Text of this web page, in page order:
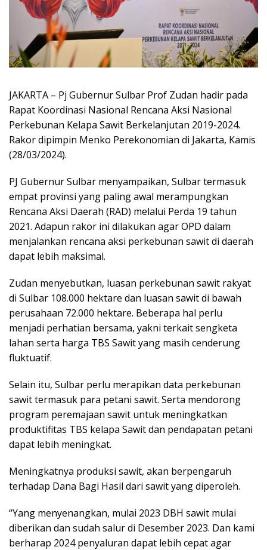
JAKARTA – Pj Gubernur Sulbar Prof Zudan hadir pada
Rapat Koordinasi Nasional Rencana Aksi Nasional
Perkebunan Kelapa Sawit Berkelanjutan 2019-2024.
Rakor dipimpin Menko Perekonomian di Jakarta, Kamis
(28/03/2024).
PJ Gubernur Sulbar menyampaikan, Sulbar termasuk
empat provinsi yang paling awal merampungkan
Rencana Aksi Daerah (RAD) melalui Perda 19 tahun
2021. Adapun rakor ini dilakukan agar OPD dalam
menjalankan rencana aksi perkebunan sawit di daerah
dapat lebih maksimal.
Zudan menyebutkan, luasan perkebunan sawit rakyat
di Sulbar 108.000 hektare dan luasan sawit di bawah
perusahaan 72.000 hektare. Beberapa hal perlu
menjadi perhatian bersama, yakni terkait sengketa
lahan serta harga TBS Sawit yang masih cenderung
fluktuatif.
Selain itu, Sulbar perlu merapikan data perkebunan
sawit termasuk para petani sawit. Serta mendorong
program peremajaan sawit untuk meningkatkan
produktifitas TBS kelapa Sawit dan pendapatan petani
dapat lebih meningkat.
Meningkatnya produksi sawit, akan berpengaruh
terhadap Dana Bagi Hasil dari sawit yang diperoleh.
“Yang menyenangkan, mulai 2023 DBH sawit mulai
diberikan dan sudah salur di Desember 2023. Dan kami
berharap 2024 penyaluran dapat lebih cepat agar